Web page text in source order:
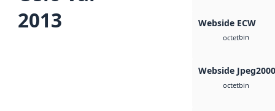
2013
Webside ECW
octetbin
Webside Jpeg2000
octetbin